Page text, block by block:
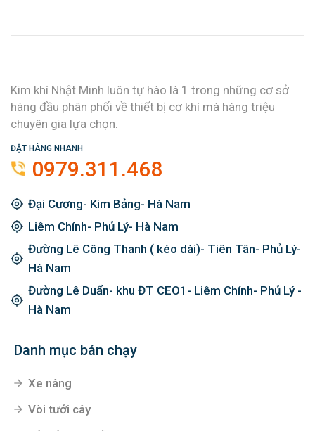
Kim khí Nhật Minh luôn tự hào là 1 trong những cơ sở
hàng đầu phân phối về thiết bị cơ khí mà hàng triệu
chuyên gia lựa chọn.
0979.311.468
Đại Cương- Kim Bảng- Hà Nam
Liêm Chính- Phủ Lý- Hà Nam
Hà Nam
Đường Lê Duẩn- khu ĐT CEO1- Liêm Chính- Phủ Lý -